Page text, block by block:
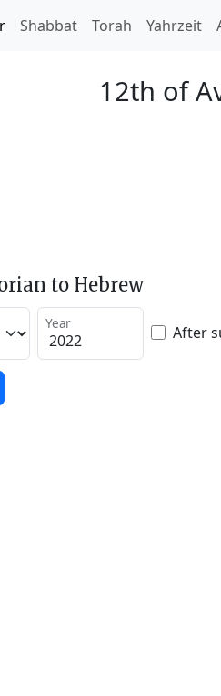
Shabbat Torah Yahrzeit
12th of
to Hebrew
Year After